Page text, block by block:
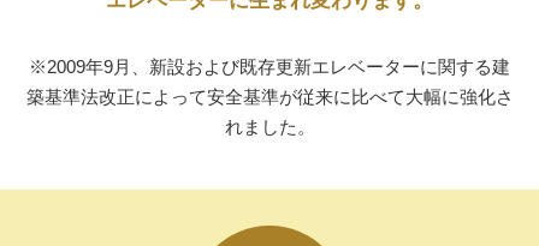
※2009年9月、新設および既存更新エレベーターに関する建
築基準法改正によって安全基準が従来に比べて大幅に強化さ
れました。